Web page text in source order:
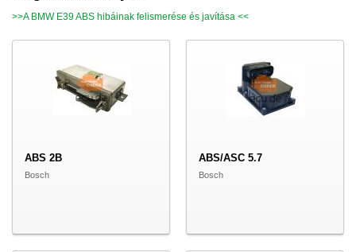
>>A BMWE39ABS hibáinak felismerése és javítása <<
ABS 2B
Bosch
ABS/ASC 5.7
Bosch